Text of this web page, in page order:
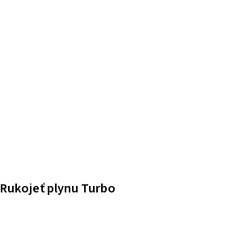
Rukojeť plynu Turbo